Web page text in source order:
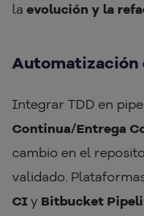
la evolución y la
Automatización
Integrar TDD en
Continua/Entrega
cambio en el
validado.
CI y Bitbucket